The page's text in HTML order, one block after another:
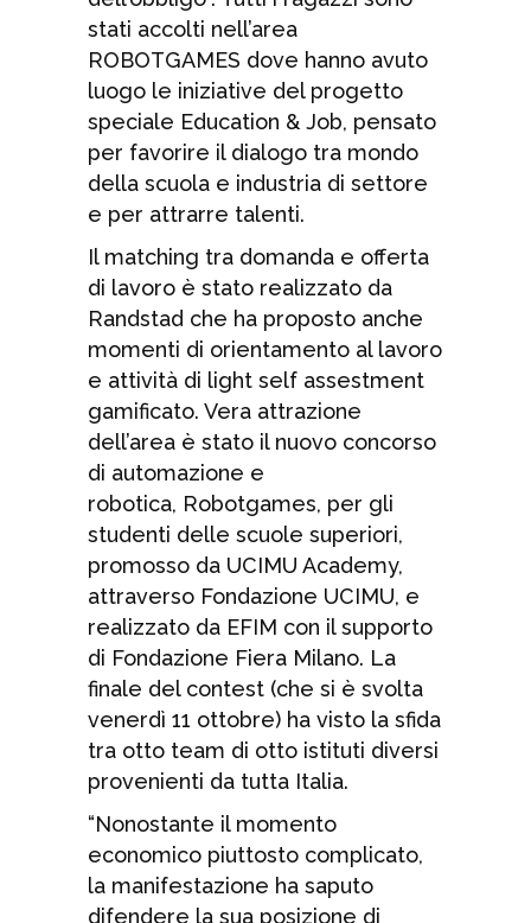
stati accolti nell’area
ROBOTGAMES dove hanno avuto
luogo le iniziative del progetto
speciale Education & Job, pensato
per favorire il dialogo tra mondo
della scuola e industria di settore
e per attrarre talenti.
Il matching tra domanda e offerta
di lavoro è stato realizzato da
Randstad che ha proposto anche
momenti di orientamento al lavoro
e attività di light self assestment
gamificato. Vera attrazione
dell’area è stato il nuovo concorso
di automazione e
robotica, Robotgames, per gli
studenti delle scuole superiori,
promosso da UCIMU Academy,
attraverso Fondazione UCIMU, e
realizzato da EFIM con il supporto
di Fondazione Fiera Milano. La
finale del contest (che si è svolta
venerdì 11 ottobre) ha visto la sfida
tra otto team di otto istituti diversi
provenienti da tutta Italia.
“Nonostante il momento
economico piuttosto complicato,
la manifestazione ha saputo
difendere la sua posizione di